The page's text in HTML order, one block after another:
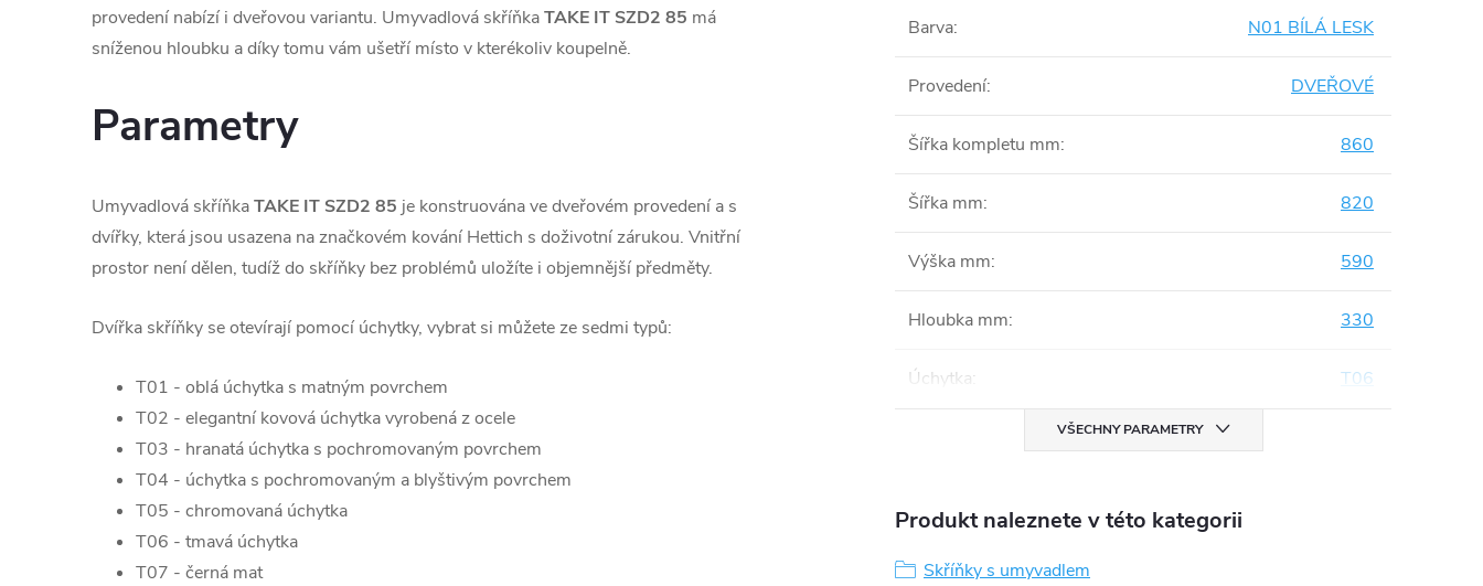
provedení nabízí i dveřovou variantu. Umyvadlová skříňkaTAKE IT SZD2 85 má
sníženou hloubku a díky tomu vám ušetří místo v kterékoliv koupelně.
Parametry
Umyvadlová skříňkaTAKE IT SZD2 85 je konstruována ve dveřovém provedení a s
dvířky, která jsou usazena na značkovém kování Hettich s doživotní zárukou. Vnitřní
prostor není dělen, tudíž do skříňky bez problémů uložíte i objemnější předměty.
Dvířka skříňky se otevírají pomocí úchytky, vybrat si můžete ze sedmi typů:
T01 - oblá úchytka s matným povrchem
T02 - elegantní kovová úchytka vyrobená z ocele
T03 - hranatá úchytka s pochromovaným povrchem
T04 - úchytka s pochromovaným a blyštivým povrchem
T05 - chromovaná úchytka
T06 - tmavá úchytka
T07 - černá mat
Barva: N01 BÍLÁ LESK
Provedení: DVEŘOVÉ
Šířka kompletu mm: 860
Šířka mm: 820
Výška mm: 590
Hloubka mm: 330
Úchytka: T06
VŠECHNY PARAMETRY
Produkt naleznete v této kategorii
Skříňky s umyvadlem